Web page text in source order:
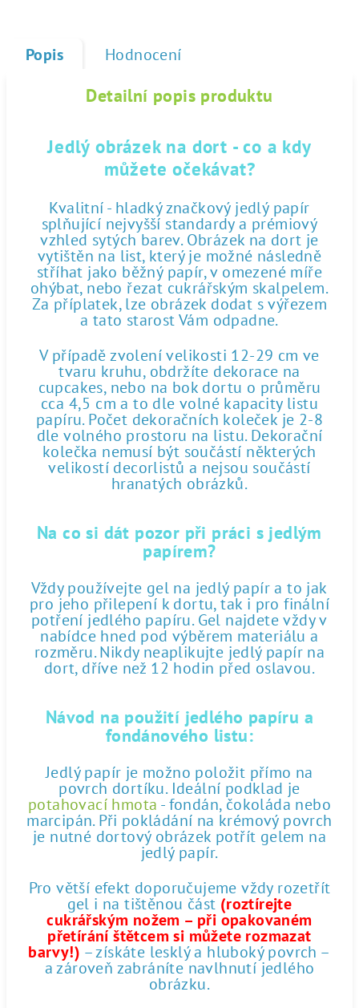
Popis Hodnocení
Detailní popis produktu
Jedlý obrázek na dort - co a kdy
můžete očekávat?
Kvalitní - hladký značkový jedlý papír
splňující nejvyšší standardy a prémiový
vzhled sytých barev. Obrázek na dort je
vytištěn na list, který je možné následně
stříhat jako běžný papír, v omezené míře
ohýbat, nebo řezat cukrářským skalpelem.
Za příplatek, lze obrázek dodat s výřezem
a tato starost Vám odpadne.
V případě zvolení velikosti 12-29 cm ve
tvaru kruhu, obdržíte dekorace na
cupcakes, nebo na bok dortu o průměru
cca 4,5 cm a to dle volné kapacity listu
papíru. Počet dekoračních koleček je 2-8
dle volného prostoru na listu. Dekorační
kolečka nemusí být součástí některých
velikostí decorlistů a nejsou součástí
hranatých obrázků.
Na co si dát pozor při práci s jedlým
papírem?
Vždy používejte gel na jedlý papír a to jak
pro jeho přilepení k dortu, tak i pro finální
potření jedlého papíru. Gel najdete vždy v
nabídce hned pod výběrem materiálu a
rozměru. Nikdy neaplikujte jedlý papír na
dort, dříve než 12 hodin před oslavou.
Návod na použití jedlého papíru a
fondánového listu:
Jedlý papír je možno položit přímo na
povrch dortíku. Ideální podklad je
potahovací hmota - fondán, čokoláda nebo
marcipán. Při pokládání na krémový povrch
je nutné dortový obrázek potřít gelem na
jedlý papír.
Pro větší efekt doporučujeme vždy rozetřít
gel i na tištěnou část (roztírejte
cukrářským nožem – při opakovaném
přetírání štětcem si můžete rozmazat
barvy!) – získáte lesklý a hluboký povrch –
a zároveň zabráníte navlhnutí jedlého
obrázku.